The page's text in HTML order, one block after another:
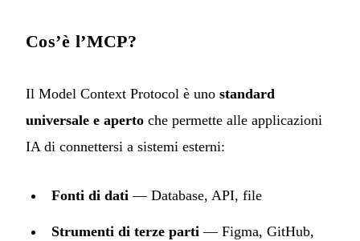
Cos’è l’MCP?
Il Model Context Protocol è uno standard
universale e aperto che permette alle applicazioni
IA di connettersi a sistemi esterni:
Fonti di dati — Database, API, file
Strumenti di terze parti — Figma, GitHub,